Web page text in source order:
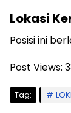
Lokasi
Posisi ini
Post Views:
Tag: